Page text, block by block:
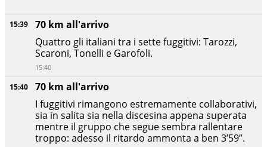
15:40
70 km all'arrivo
I fuggitivi rimangono estremamente collaborativi,
sia in salita sia nella discesina appena superata
mentre il gruppo che segue sembra rallentare
troppo: adesso il ritardo ammonta a ben 3’59”.
15:39
70 km all'arrivo
Quattro gli italiani tra i sette fuggitivi: Tarozzi,
Scaroni, Tonelli e Garofoli.
15:40